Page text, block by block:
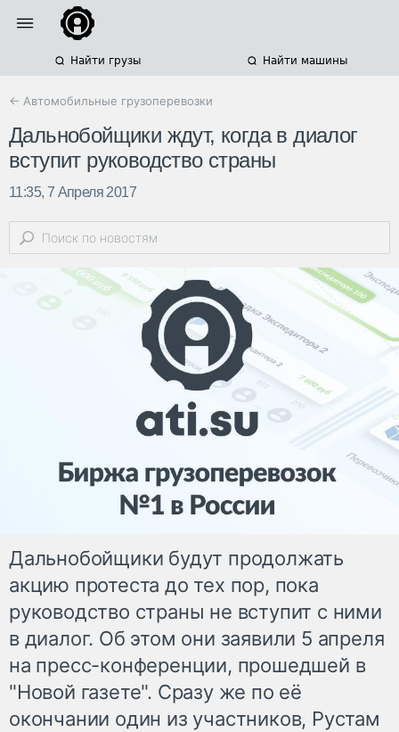
Найти грузы Найти машины
← Автомобильные грузоперевозки
Дальнобойщики ждут, когда в диалог
вступит руководство страны
11:35, 7 Апреля 2017
Дальнобойщики будут продолжать
акцию протеста до тех пор, пока
руководство страны не вступит с ними
в диалог. Об этом они заявили 5 апреля
на пресс-конференции, прошедшей в
"Новой газете". Сразу же по её
окончании один из участников, Рустам